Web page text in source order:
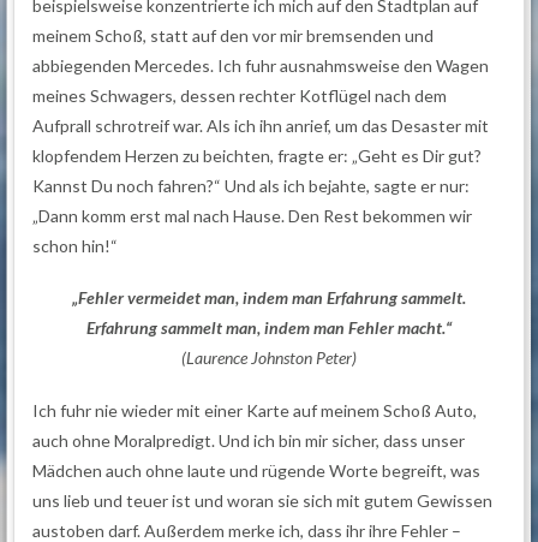
beispielsweise konzentrierte ich mich auf den Stadtplan auf
meinem Schoß, statt auf den vor mir bremsenden und
abbiegenden Mercedes. Ich fuhr ausnahmsweise den Wagen
meines Schwagers, dessen rechter Kotflügel nach dem
Aufprall schrotreif war. Als ich ihn anrief, um das Desaster mit
klopfendem Herzen zu beichten, fragte er: „Geht es Dir gut?
Kannst Du noch fahren?“ Und als ich bejahte, sagte er nur:
„Dann komm erst mal nach Hause. Den Rest bekommen wir
schon hin!“
„Fehler vermeidet man, indem man Erfahrung sammelt.
Erfahrung sammelt man, indem man Fehler macht.“
(Laurence Johnston Peter)
Ich fuhr nie wieder mit einer Karte auf meinem Schoß Auto,
auch ohne Moralpredigt. Und ich bin mir sicher, dass unser
Mädchen auch ohne laute und rügende Worte begreift, was
uns lieb und teuer ist und woran sie sich mit gutem Gewissen
austoben darf. Außerdem merke ich, dass ihr ihre Fehler –